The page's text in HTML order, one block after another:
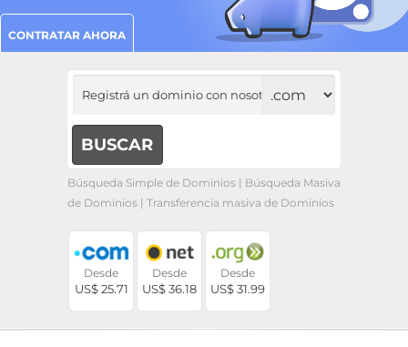
CONTRATAR AHORA
Búsqueda Simple de Dominios | Búsqueda Masiva
de Dominios | Transferencia masiva de Dominios
Desde
US$ 25.71
Desde
US$ 36.18
Desde
US$ 31.99